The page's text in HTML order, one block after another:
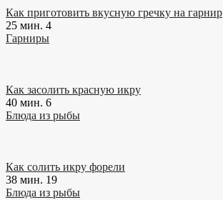
Как приготовить вкусную гречку на гарнир
25 мин. 4
Гарниры
Как засолить красную икру
40 мин. 6
Блюда из рыбы
Как солить икру форели
38 мин. 19
Блюда из рыбы